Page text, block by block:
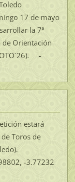
17 de mayo
la 7ª
Orientación
-
estará
Toros de
-3.77232